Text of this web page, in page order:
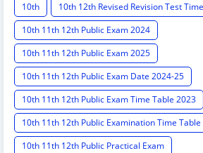
10th
10th 12th Revised Revision Test
10th 11th 12th Public Exam 2024
10th 11th 12th Public Exam 2025
10th 11th 12th Public Exam Date 2024-25
10th 11th 12th Public Exam Time Table 2023
10th 11th 12th Public Examination Time
10th 11th 12th Public Practical Exam